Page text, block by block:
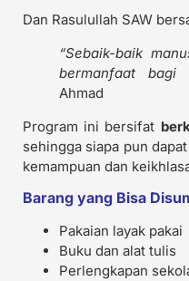
Dan Rasulullah SAW
“Sebaik-baik
bermanfaat bagi
Ahmad
Program ini bersifat
sehingga siapa pun
kemampuan dan
Barang yang Bisa
Pakaian layak pakai
Buku dan alat tulis
Perlengkapan